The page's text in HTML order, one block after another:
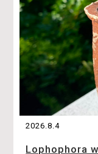
2026.8.4
Lophophora